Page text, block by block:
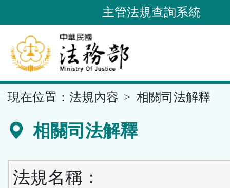
到
要
內
容
區
主管法規查詢系統
現在位置： 法規內容 相關司法解釋
相關司法解釋
法規名稱：